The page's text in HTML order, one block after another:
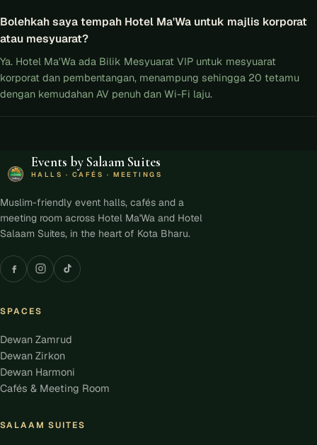
Bolehkah saya tempah Hotel Ma'Wa untuk majlis korporat
atau mesyuarat?
Ya. Hotel Ma'Wa ada Bilik Mesyuarat VIP untuk mesyuarat
korporat dan pembentangan, menampung sehingga 20 tetamu
dengan kemudahan AV penuh dan Wi-Fi laju.
Events by Salaam Suites
HALLS · CAFÉS · MEETINGS
Muslim-friendly event halls, cafés and a
meeting room across Hotel Ma'Wa and Hotel
Salaam Suites, in the heart of Kota Bharu.
SPACES
Dewan Zamrud
Dewan Zirkon
Dewan Harmoni
Cafés & Meeting Room
SALAAM SUITES